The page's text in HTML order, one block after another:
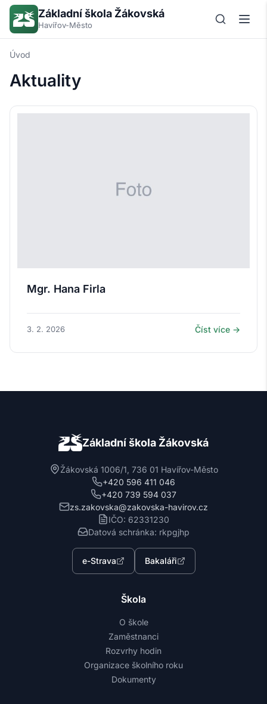
Základní škola Žákovská
Havířov-Město
Úvod
Aktuality
Mgr. Hana Firla
3. 2. 2026 Číst více →
Základní škola Žákovská
Žákovská 1006/1, 736 01 Havířov-Město
+420 596 411 046
+420 739 594 037
zs.zakovska@zakovska-havirov.cz
IČO: 62331230
Datová schránka: rkpgjhp
e-Strava Bakaláři
Škola
O škole
Zaměstnanci
Rozvrhy hodin
Organizace školního roku
Dokumenty